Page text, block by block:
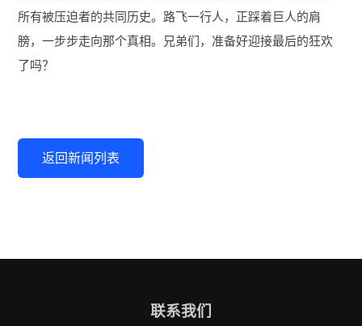
所有被压迫者的共同历史。路飞一行人，正踩着巨人的肩
膀，一步步走向那个真相。兄弟们，准备好迎接最后的狂欢
了吗？
返回新闻列表
联系我们